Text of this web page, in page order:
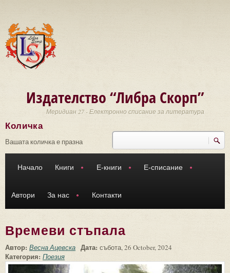
Издателство “Либра Скорп”
Меридиан 27 - Електронно списание за литература
Търси
Количка
Вашата количка е празна
Начало Книги Е-книги Е-списание
Автори За нас Контакти
Времеви стъпала
Автор: Весна Ацевска Дата: събота, 26 October, 2024
Категория: Поезия